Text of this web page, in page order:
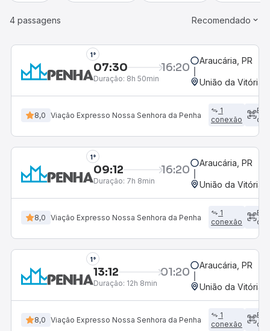
4 passagens Recomendado
1°
07:30 16:20
Duração: 8h 50min
Araucária, PR
União da Vitória,
8,0 Viação Expresso Nossa Senhora da Penha
1
conexão
1°
09:12 16:20
Duração: 7h 8min
Araucária, PR
União da Vitória,
8,0 Viação Expresso Nossa Senhora da Penha
1
conexão
1°
13:12 01:20
Duração: 12h 8min
Araucária, PR
União da Vitória,
8,0 Viação Expresso Nossa Senhora da Penha
1
conexão